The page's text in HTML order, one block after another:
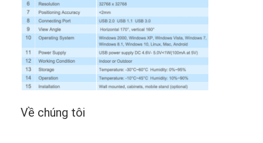
Bảng tương tác Iboard
Bảng trắng tương tác IR
Bảng tương tác hồng ngoại
Bảng phẳng tương tác
Màn hình cảm ứng tương tác
Về chúng tôi